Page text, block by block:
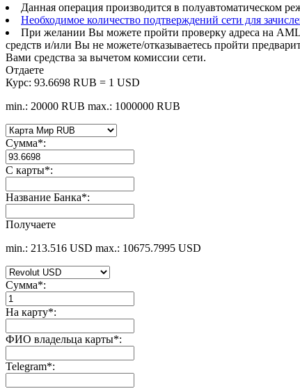
Данная операция производится в полуавтоматическом
Необходимое количество подтверждений сети для
При желании Вы можете пройти проверку адреса на AML
средств и/или Вы не можете/отказываетесь пройти
Вами средства за вычетом комиссии сети.
Отдаете
Курс: 93.6698 RUB = 1 USD
min.: 20000 RUB max.: 1000000 RUB
Сумма*:
С карты*:
Название Банка*:
Получаете
min.: 213.516 USD max.: 10675.7995 USD
Сумма*:
На карту*:
ФИО владельца карты*:
Telegram*: